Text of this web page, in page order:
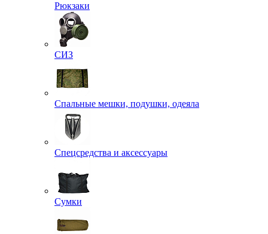
Рюкзаки
СИЗ
Спальные мешки, подушки, одеяла
Спецсредства и аксессуары
Сумки